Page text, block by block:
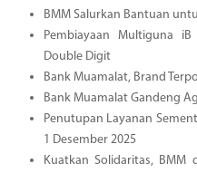
BMM Salurkan Bantuan
Pembiayaan Multiguna
Double Digit
Bank Muamalat, Brand
Bank Muamalat Gandeng
Penutupan Layanan
1 Desember 2025
Kuatkan Solidaritas, BMM